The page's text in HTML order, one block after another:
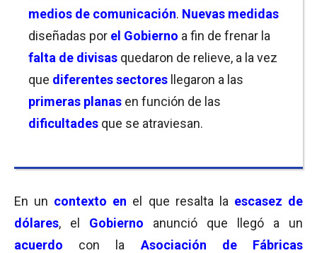
medios de comunicación. Nuevas medidas
diseñadas por el Gobierno a fin de frenar la
falta de divisas quedaron de relieve, a la vez
que diferentes sectores llegaron a las
primeras planas en función de las
dificultades que se atraviesan.
En un contexto en el que resalta la escasez de
dólares, el Gobierno anunció que llegó a un
acuerdo con la Asociación de Fábricas